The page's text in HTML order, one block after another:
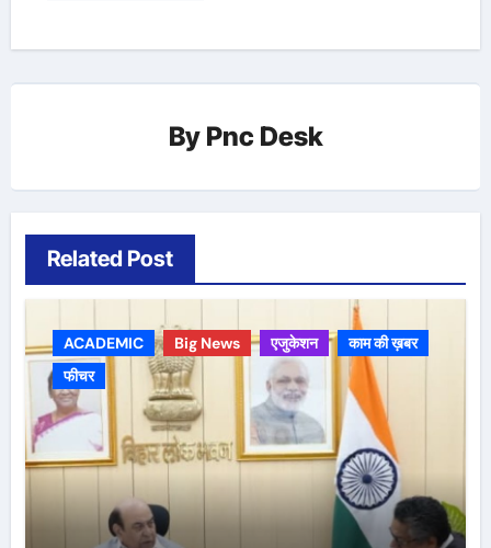
By Pnc Desk
Related Post
ACADEMIC Big News एजुकेशन
काम की ख़बर
फीचर